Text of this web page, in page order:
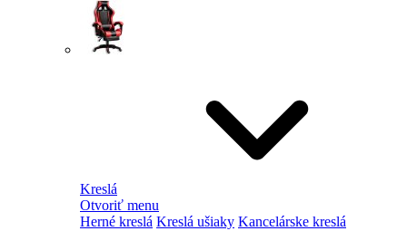
Kreslá
Otvoriť menu
Herné kreslá Kreslá ušiaky Kancelárske kreslá